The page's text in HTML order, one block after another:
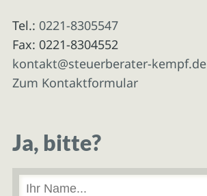
Tel.: 0221-8305547
Fax: 0221-8304552
kontakt@steuerberater-kempf.de
Zum Kontaktformular
Ja, bitte?